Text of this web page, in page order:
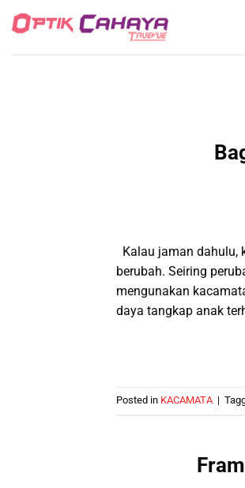
Kalau jaman dahulu,
berubah. Seiring
mengunakan
daya tangkap anak
Posted in KACAMATA |